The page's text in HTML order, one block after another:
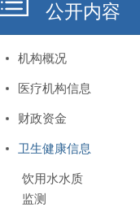
公开内容
机构概况
医疗机构信息
财政资金
卫生健康信息
饮用水水质
监测